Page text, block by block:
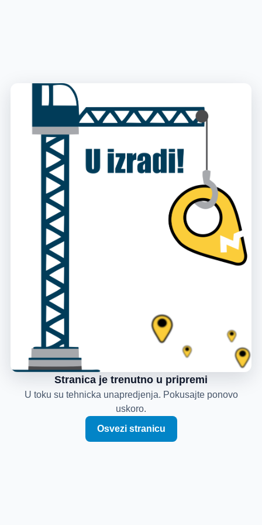
Stranica je trenutno u pripremi
U toku su tehnicka unapredjenja. Pokusajte ponovo
uskoro.
Osvezi stranicu